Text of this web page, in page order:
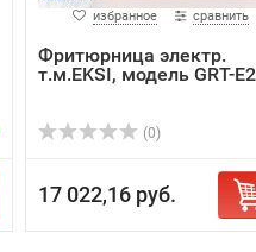
избранное сравнить
Фритюрница электр.
т.м.EKSI, модель GRT-
(0)
17 022,16 руб.